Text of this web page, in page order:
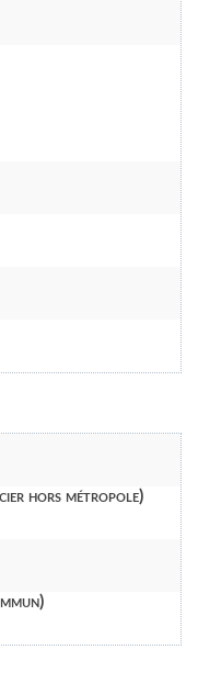
hors métropole)